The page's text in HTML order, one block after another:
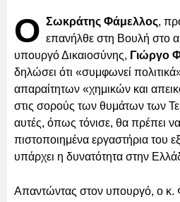
Ο Σωκράτης Φάμελλος,
επανήλθε στη Βουλή στο
υπουργό Δικαιοσύνης, Γιώργο
δηλώσει ότι «συμφωνεί
απαραίτητων «χημικών και
στις σορούς των θυμάτων των
αυτές, όπως τόνισε, θα πρέπει
πιστοποιημένα εργαστήρια του
υπάρχει η δυνατότητα στην
Απαντώντας στον υπουργό, ο κ.